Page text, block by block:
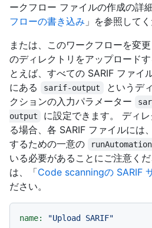
ークフロー ファイルの作成の詳
フローの書き込み 」を参照してく
または、このワークフローを変
のディレクトリをアップロード
とえば、すべての SARIF ファイ
にある
sarif-output
というデ
クションの入力パラメーター
output
に設定できます。 ディ
る場合、各 SARIF ファイルには
するための一意の
いる必要があることにご注意く
は、「Code scanningの SARIF
ださい。
name: "Upload SARIF"